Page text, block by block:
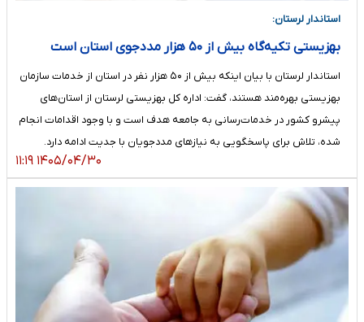
استاندار لرستان:
بهزیستی تکیه‌گاه بیش از ۵۰ هزار مددجوی استان است
استاندار لرستان با بیان اینکه بیش از ۵۰ هزار نفر در استان از خدمات سازمان
بهزیستی بهره‌مند هستند، گفت: اداره کل بهزیستی لرستان از استان‌های
پیشرو کشور در خدمات‌رسانی به جامعه هدف است و با وجود اقدامات انجام
شده، تلاش برای پاسخگویی به نیازهای مددجویان با جدیت ادامه دارد.
۱۴۰۵/۰۴/۳۰ ۱۱:۱۹